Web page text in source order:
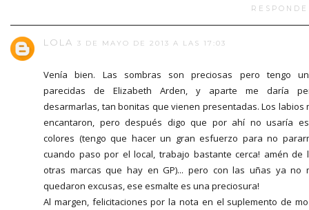
LOLA 3 DE MAYO DE 2013 A LAS 17:03
Venía bien. Las sombras son preciosas pero tengo
parecidas de Elizabeth Arden, y aparte me daría
desarmarlas, tan bonitas que vienen presentadas. Los labios
encantaron, pero después digo que por ahí no usaría
colores (tengo que hacer un gran esfuerzo para no
cuando paso por el local, trabajo bastante cerca! amén de
otras marcas que hay en GP)... pero con las uñas ya no
quedaron excusas, ese esmalte es una preciosura!
Al margen, felicitaciones por la nota en el suplemento de